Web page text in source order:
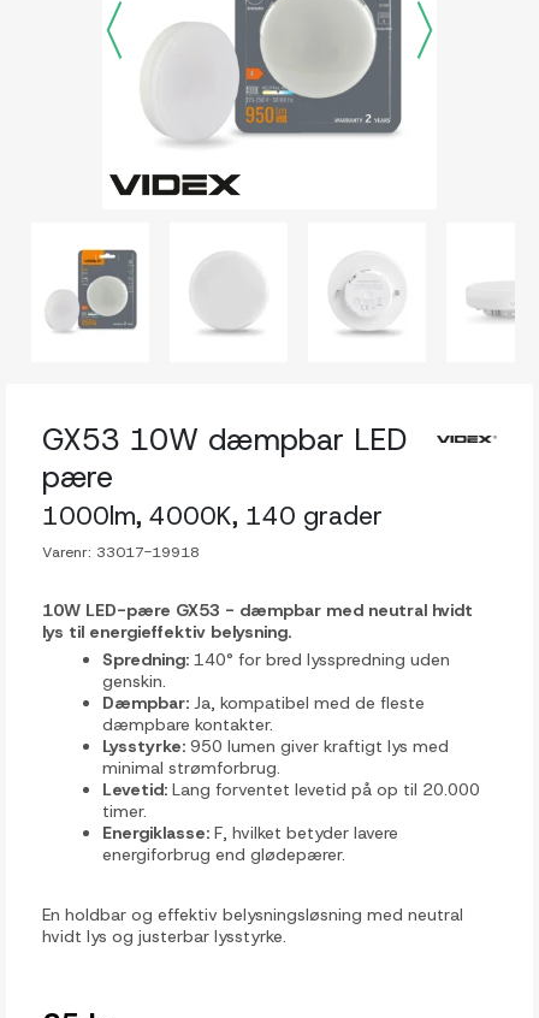
GX53 10W dæmpbar LED
pære
1000lm, 4000K, 140 grader
Varenr: 33017-19918
10W LED-pære GX53 - dæmpbar med neutral hvidt
lys til energieffektiv belysning.
Spredning: 140° for bred lysspredning uden
genskin.
Dæmpbar: Ja, kompatibel med de fleste
dæmpbare kontakter.
Lysstyrke: 950 lumen giver kraftigt lys med
minimal strømforbrug.
Levetid: Lang forventet levetid på op til 20.000
timer.
Energiklasse: F, hvilket betyder lavere
energiforbrug end glødepærer.
En holdbar og effektiv belysningsløsning med neutral
hvidt lys og justerbar lysstyrke.